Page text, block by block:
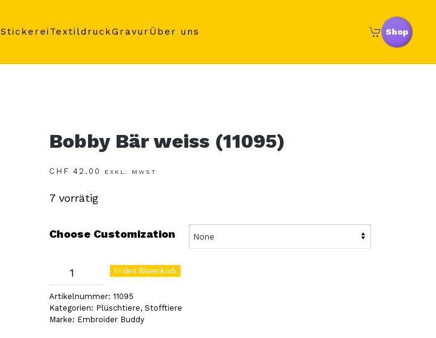
Stickerei TextildruckGravurÜber uns Shop
Bobby Bär weiss (11095)
CHF 42.00 EXKL. MWST
7 vorrätig
Choose Customization
Bobby
Bär
weiss
(11095)
In den Warenkorb
Artikelnummer: 11095
Kategorien: Plüschtiere, Stofftiere
Marke: Embroider Buddy